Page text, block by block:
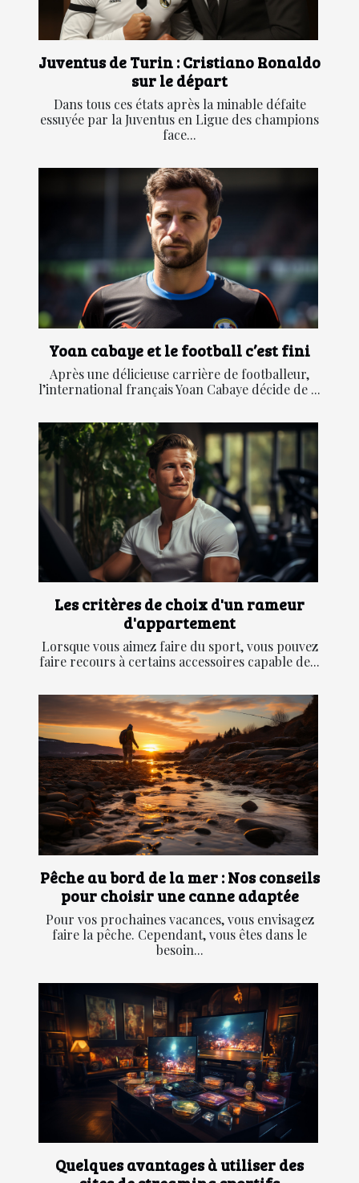
Juventus de Turin : Cristiano Ronaldo
sur le départ
Dans tous ces états après la minable défaite
essuyée par la Juventus en Ligue des champions
face...
Yoan cabaye et le football c’est fini
Après une délicieuse carrière de footballeur,
l’international français Yoan Cabaye décide de ...
Les critères de choix d'un rameur
d'appartement
Lorsque vous aimez faire du sport, vous pouvez
faire recours à certains accessoires capable de...
Pêche au bord de la mer : Nos conseils
pour choisir une canne adaptée
Pour vos prochaines vacances, vous envisagez
faire la pêche. Cependant, vous êtes dans le
besoin...
Quelques avantages à utiliser des